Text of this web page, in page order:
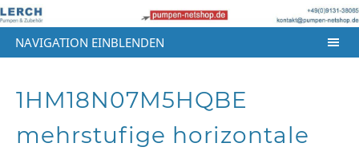
NAVIGATION EINBLENDEN
1HM18N07M5HQBE
mehrstufige horizontale